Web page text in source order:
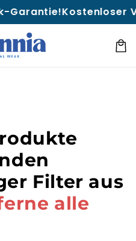
Garantie!Kostenloser
Filter aus
alle